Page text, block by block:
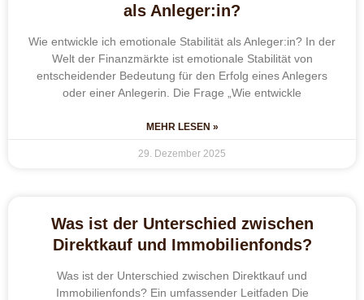
als Anleger:in?
Wie entwickle ich emotionale Stabilität als Anleger:in? In der
Welt der Finanzmärkte ist emotionale Stabilität von
entscheidender Bedeutung für den Erfolg eines Anlegers
oder einer Anlegerin. Die Frage „Wie entwickle
MEHR LESEN »
29. Dezember 2025
Was ist der Unterschied zwischen
Direktkauf und Immobilienfonds?
Was ist der Unterschied zwischen Direktkauf und
Immobilienfonds? Ein umfassender Leitfaden Die